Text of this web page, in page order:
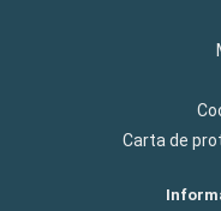
Carta de